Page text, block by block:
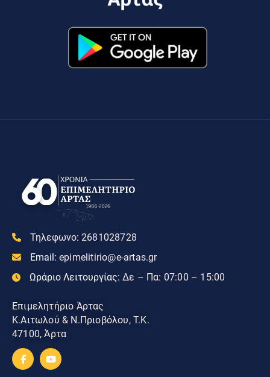
Τηλεφωνο: 2681028728
Email: epimelitirio@e-artas.gr
Ωράριο Λειτουργίας: Δε – Πα: 07:00 – 15:00
Επιμελητήριο Άρτας
Κ.Αιτωλού & Ν.Πριοβόλου, Τ.Κ.
47100, Άρτα